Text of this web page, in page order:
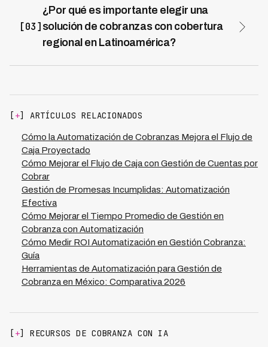
financieras y mejorar la liquidez general del negocio. Al
identificar riesgos antes de que se materialicen, se
puede ajustar estrategias crediticias y de cobranza en
tiempo real, fortaleciendo la resiliencia financiera frente
[03]
¿Por qué es importante elegir una
solución de cobranzas con cobertura
regional en Latinoamérica?
resultados. Kleva opera en 7 países de LATAM y ha
logrado una tasa de recuperación del 73%,
demostrando que la especialización regional combinada
con IA permite adaptarse a realidades locales y
maximizar efectividad en cada mercado.
[+] ARTÍCULOS RELACIONADOS
Cómo la Automatización de Cobranzas Mejora el Flujo de
Caja Proyectado
Cómo Mejorar el Flujo de Caja con Gestión de Cuentas por
Cobrar
Gestión de Promesas Incumplidas: Automatización
Efectiva
Cómo Mejorar el Tiempo Promedio de Gestión en
Cobranza con Automatización
Cómo Medir ROI Automatización en Gestión Cobranza:
Guía
Herramientas de Automatización para Gestión de
Cobranza en México: Comparativa 2026
[+] RECURSOS DE COBRANZA CON IA